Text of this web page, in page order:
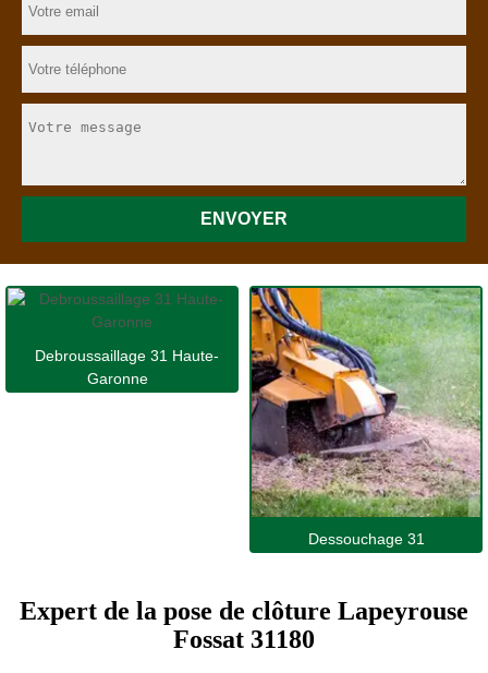
Debroussaillage 31 Haute-
Garonne
Dessouchage 31
Expert de la pose de clôture Lapeyrouse
Fossat 31180